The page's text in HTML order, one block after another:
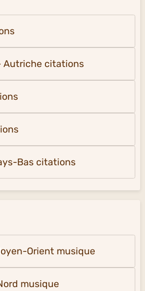
Autriche citations
Bas citations
Orient musique
musique